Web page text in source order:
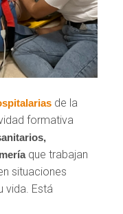
de la
formativa
que trabajan
situaciones
vida. Está